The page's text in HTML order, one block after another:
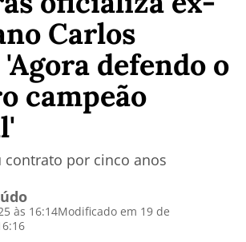
Carlos
defendo o
campeão
contrato por cinco anos
às 16:14Modificado em 19 de